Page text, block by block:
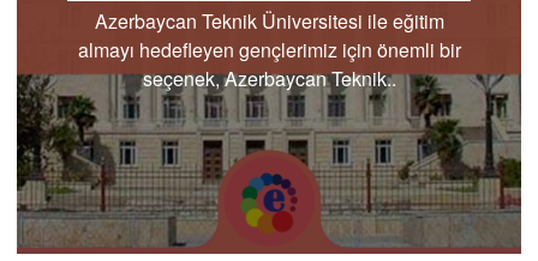
Azerbaycan Teknik Üniversitesi ile eğitim
almayı hedefleyen gençlerimiz için önemli bir
seçenek, Azerbaycan Teknik..